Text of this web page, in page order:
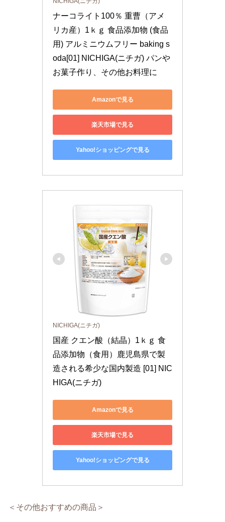
ナーコライト100％ 重曹（アメ
リカ産）1ｋｇ 食品添加物 (食品
用) アルミニウムフリー baking s
oda[01] NICHIGA(ニチガ) パンや
お菓子作り、その他お料理に
Amazonで見る
楽天市場で見る
Yahoo!ショッピングで見る
NICHIGA(ニチガ)
国産 クエン酸（結晶）1ｋｇ 食
品添加物（食用）鹿児島県で製
造される希少な国内製造 [01] NIC
HIGA(ニチガ)
Amazonで見る
楽天市場で見る
Yahoo!ショッピングで見る
＜その他おすすめの商品＞